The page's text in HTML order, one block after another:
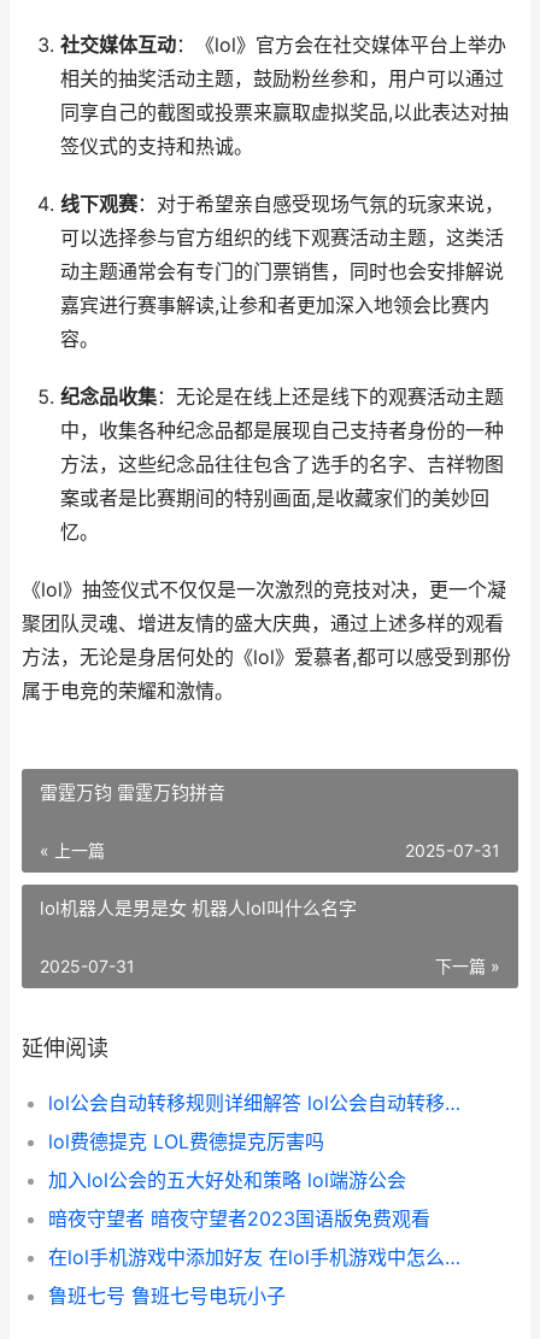
社交媒体互动：《lol》官方会在社交媒体平台上举办
相关的抽奖活动主题，鼓励粉丝参和，用户可以通过
同享自己的截图或投票来赢取虚拟奖品,以此表达对抽
签仪式的支持和热诚。
线下观赛：对于希望亲自感受现场气氛的玩家来说，
可以选择参与官方组织的线下观赛活动主题，这类活
动主题通常会有专门的门票销售，同时也会安排解说
嘉宾进行赛事解读,让参和者更加深入地领会比赛内
容。
纪念品收集：无论是在线上还是线下的观赛活动主题
中，收集各种纪念品都是展现自己支持者身份的一种
方法，这些纪念品往往包含了选手的名字、吉祥物图
案或者是比赛期间的特别画面,是收藏家们的美妙回
忆。
《lol》抽签仪式不仅仅是一次激烈的竞技对决，更一个凝
聚团队灵魂、增进友情的盛大庆典，通过上述多样的观看
方法，无论是身居何处的《lol》爱慕者,都可以感受到那份
属于电竞的荣耀和激情。
雷霆万钧 雷霆万钧拼音
« 上一篇 2025-07-31
lol机器人是男是女 机器人lol叫什么名字
下一篇 »
2025-07-31
延伸阅读
lol公会自动转移规则详细解答 lol公会自动转移怎么办
lol费德提克 LOL费德提克厉害吗
加入lol公会的五大好处和策略 lol端游公会
暗夜守望者 暗夜守望者2023国语版免费观看
在lol手机游戏中添加好友 在lol手机游戏中怎么打字
鲁班七号 鲁班七号电玩小子